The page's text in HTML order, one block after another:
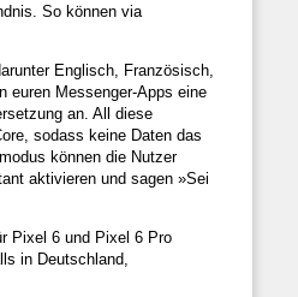
So können via
Englisch, Französisch,
euren Messenger-Apps eine
an. All diese
sodass keine Daten das
können die Nutzer
aktivieren und sagen »Sei
Pixel 6 und Pixel 6 Pro
in Deutschland,